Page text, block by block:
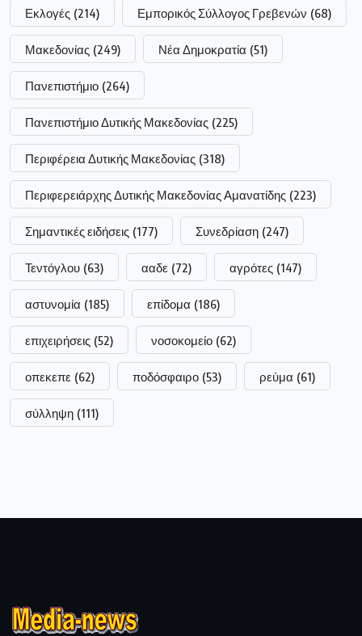
Εκλογές (214) Εμπορικός Σύλλογος Γρεβενών (68)
Μακεδονίας (249) Νέα Δημοκρατία (51)
Πανεπιστήμιο (264)
Πανεπιστήμιο Δυτικής Μακεδονίας (225)
Περιφέρεια Δυτικής Μακεδονίας (318)
Περιφερειάρχης Δυτικής Μακεδονίας Αμανατίδης (223)
Σημαντικές ειδήσεις (177) Συνεδρίαση (247)
Τεντόγλου (63) ααδε (72) αγρότες (147)
αστυνομία (185) επίδομα (186)
επιχειρήσεις (52) νοσοκομείο (62)
οπεκεπε (62) ποδόσφαιρο (53) ρεύμα (61)
σύλληψη (111)